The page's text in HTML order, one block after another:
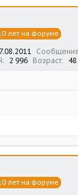
лет на форуме
Сообщения
2 996 Возраст 48
лет на форуме